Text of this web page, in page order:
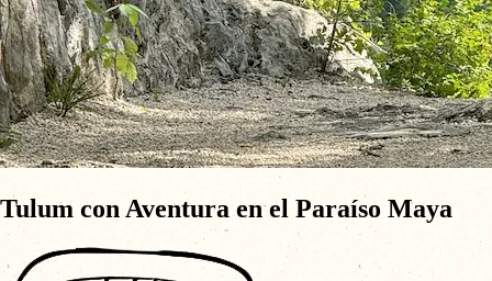
Tulum con Aventura en el Paraíso Maya